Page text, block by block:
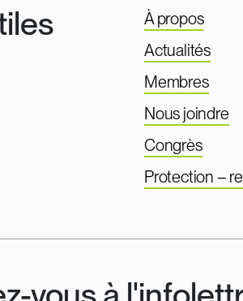
À propos
Actualités
Membres
Nous joindre
Congrès
Protection –